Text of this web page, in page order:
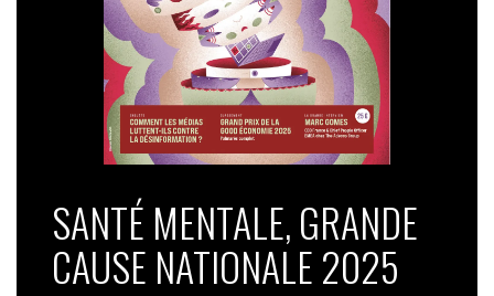
SANTÉ MENTALE, GRANDE
CAUSE NATIONALE 2025